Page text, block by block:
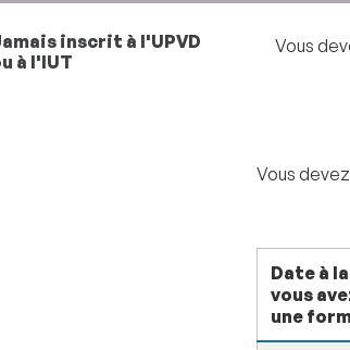
inscrit à l'UPVD
à l'IUT
Vous
Vous
Date à
vous
une